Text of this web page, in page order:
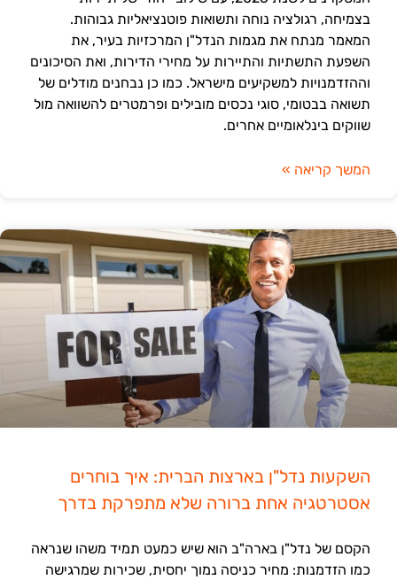
בצמיחה, רגולציה נוחה ותשואות פוטנציאליות גבוהות.
המאמר מנתח את מגמות הנדל"ן המרכזיות בעיר, את
השפעת התשתיות והתיירות על מחירי הדירות, ואת הסיכונים
וההזדמנויות למשקיעים מישראל. כמו כן נבחנים מודלים של
תשואה בבטומי, סוגי נכסים מובילים ופרמטרים להשוואה מול
שווקים בינלאומיים אחרים.
המשך קריאה »
השקעות נדל"ן בארצות הברית: איך בוחרים
אסטרטגיה אחת ברורה שלא מתפרקת בדרך
הקסם של נדל"ן בארה"ב הוא שיש כמעט תמיד משהו שנראה
כמו הזדמנות: מחיר כניסה נמוך יחסית, שכירות שמרגישה